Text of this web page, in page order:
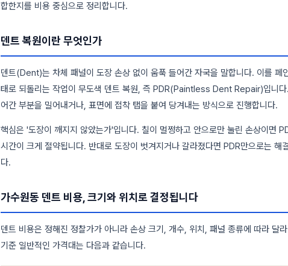
합한지를 비용 중심으로 정리합니다.
덴트 복원이란 무엇인가
덴트(Dent)는 차체 패널이 도장 손상 없이 움푹 들어간 자국을 말합니다. 이를 페
태로 되돌리는 작업이 무도색 덴트 복원, 즉 PDR(Paintless Dent Repair)입니다
어간 부분을 밀어내거나, 표면에 접착 탭을 붙여 당겨내는 방식으로 진행합니다.
핵심은 '도장이 깨지지 않았는가'입니다. 칠이 멀쩡하고 안으로만 눌린 손상이면
시간이 크게 절약됩니다. 반대로 도장이 벗겨지거나 갈라졌다면 PDR만으로는 해
다.
가수원동 덴트 비용, 크기와 위치로 결정됩니다
덴트 비용은 정해진 정찰가가 아니라 손상 크기, 개수, 위치, 패널 종류에 따라 달
기준 일반적인 가격대는 다음과 같습니다.